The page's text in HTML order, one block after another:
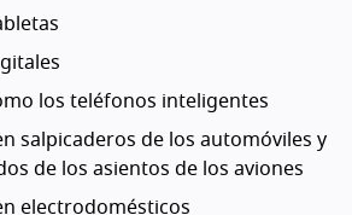
los teléfonos inteligentes
salpicaderos de los automóviles y
de los asientos de los aviones
electrodomésticos